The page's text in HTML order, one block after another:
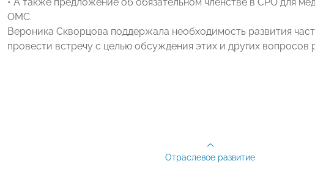
ОМС.
Вероника Скворцова поддержала необходимость развития
провести встречу с целью обсуждения этих и других вопросов
Отраслевое развитие